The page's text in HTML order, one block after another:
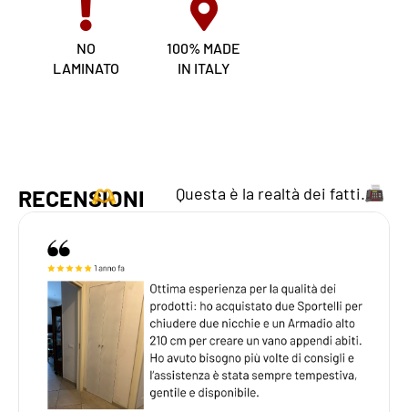
NO
LAMINATO
100% MADE
IN ITALY
RECENSIONI Questa è la realtà dei fatti.